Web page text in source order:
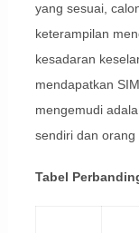
yang sesuai,
keterampilan
kesadaran
mendapatkan
mengemudi
sendiri dan orang
Tabel